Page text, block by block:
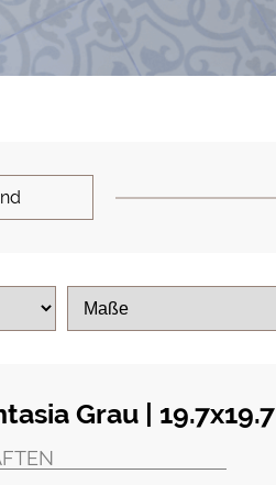
Grau | 19.7x19.7